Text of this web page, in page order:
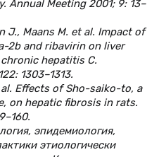
Annual Meeting 2001; 9: 13–
J., Maans M. et al. Impact of
2b and ribavirin on liver
hepatitis C.
1303–1313.
al. Effects of Sho-saiko-to, a
on hepatic fibrosis in rats.
эпидемиология,
этиологически